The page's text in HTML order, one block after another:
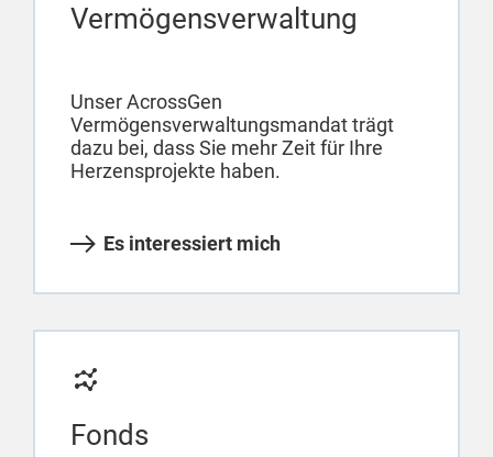
Vermögensverwaltung
Unser AcrossGen
Vermögensverwaltungsmandat trägt
dazu bei, dass Sie mehr Zeit für Ihre
Herzensprojekte haben.
Es interessiert mich
Fonds